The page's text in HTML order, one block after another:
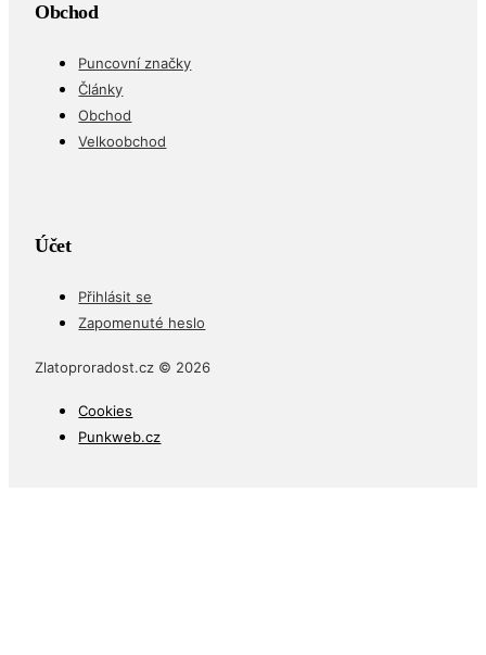
Obchod
Puncovní značky
Články
Obchod
Velkoobchod
Účet
Přihlásit se
Zapomenuté heslo
Zlatoproradost.cz © 2026
Cookies
Punkweb.cz